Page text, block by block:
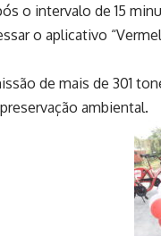
o intervalo de 15
o aplicativo
de mais de 301
ambiental.